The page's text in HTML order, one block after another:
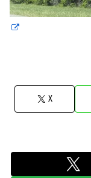
X